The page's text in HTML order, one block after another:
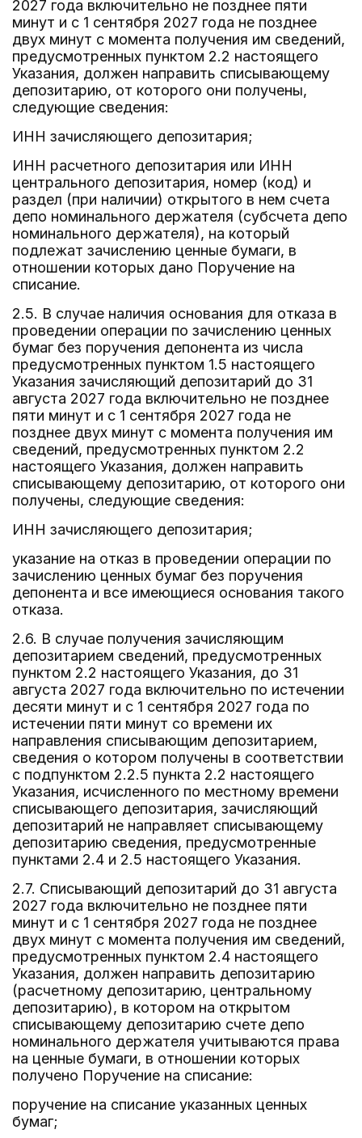
2027 года включительно не позднее пяти
минут и с 1 сентября 2027 года не позднее
двух минут с момента получения им сведений,
предусмотренных пунктом 2.2 настоящего
Указания, должен направить списывающему
депозитарию, от которого они получены,
следующие сведения:
ИНН зачисляющего депозитария;
ИНН расчетного депозитария или ИНН
центрального депозитария, номер (код) и
раздел (при наличии) открытого в нем счета
депо номинального держателя (субсчета депо
номинального держателя), на который
подлежат зачислению ценные бумаги, в
отношении которых дано Поручение на
списание.
2.5. В случае наличия основания для отказа в
проведении операции по зачислению ценных
бумаг без поручения депонента из числа
предусмотренных пунктом 1.5 настоящего
Указания зачисляющий депозитарий до 31
августа 2027 года включительно не позднее
пяти минут и с 1 сентября 2027 года не
позднее двух минут с момента получения им
сведений, предусмотренных пунктом 2.2
настоящего Указания, должен направить
списывающему депозитарию, от которого они
получены, следующие сведения:
ИНН зачисляющего депозитария;
указание на отказ в проведении операции по
зачислению ценных бумаг без поручения
депонента и все имеющиеся основания такого
отказа.
2.6. В случае получения зачисляющим
депозитарием сведений, предусмотренных
пунктом 2.2 настоящего Указания, до 31
августа 2027 года включительно по истечении
десяти минут и с 1 сентября 2027 года по
истечении пяти минут со времени их
направления списывающим депозитарием,
сведения о котором получены в соответствии
с подпунктом 2.2.5 пункта 2.2 настоящего
Указания, исчисленного по местному времени
списывающего депозитария, зачисляющий
депозитарий не направляет списывающему
депозитарию сведения, предусмотренные
пунктами 2.4 и 2.5 настоящего Указания.
2.7. Списывающий депозитарий до 31 августа
2027 года включительно не позднее пяти
минут и с 1 сентября 2027 года не позднее
двух минут с момента получения им сведений,
предусмотренных пунктом 2.4 настоящего
Указания, должен направить депозитарию
(расчетному депозитарию, центральному
депозитарию), в котором на открытом
списывающему депозитарию счете депо
номинального держателя учитываются права
на ценные бумаги, в отношении которых
получено Поручение на списание:
поручение на списание указанных ценных
бумаг;